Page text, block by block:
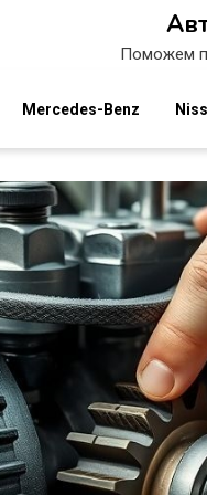
Поможем
Mercedes-Benz